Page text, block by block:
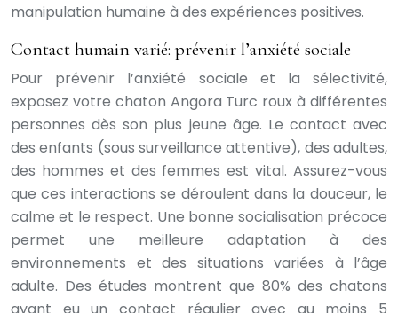
manipulation humaine à des expériences positives.
Contact humain varié: prévenir l’anxiété sociale
Pour prévenir l’anxiété sociale et la sélectivité,
exposez votre chaton Angora Turc roux à différentes
personnes dès son plus jeune âge. Le contact avec
des enfants (sous surveillance attentive), des adultes,
des hommes et des femmes est vital. Assurez-vous
que ces interactions se déroulent dans la douceur, le
calme et le respect. Une bonne socialisation précoce
permet une meilleure adaptation à des
environnements et des situations variées à l’âge
adulte. Des études montrent que 80% des chatons
ayant eu un contact régulier avec au moins 5